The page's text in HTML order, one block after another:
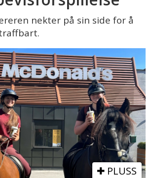
nekter på sin side for å
PLUSS